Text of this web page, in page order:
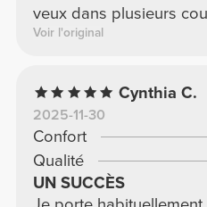
veux dans plusieurs
Voir l'original
Cynthia C.
2025-11-30
Confort
Qualité
UN SUCCÈS